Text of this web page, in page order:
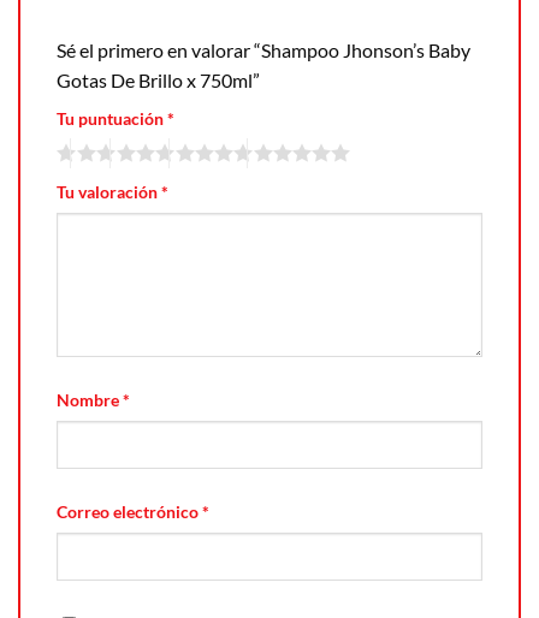
Sé el primero en valorar “Shampoo Jhonson’s Baby
Gotas De Brillo x 750ml”
Tu puntuación*
Tu valoración*
Nombre*
Correo electrónico*